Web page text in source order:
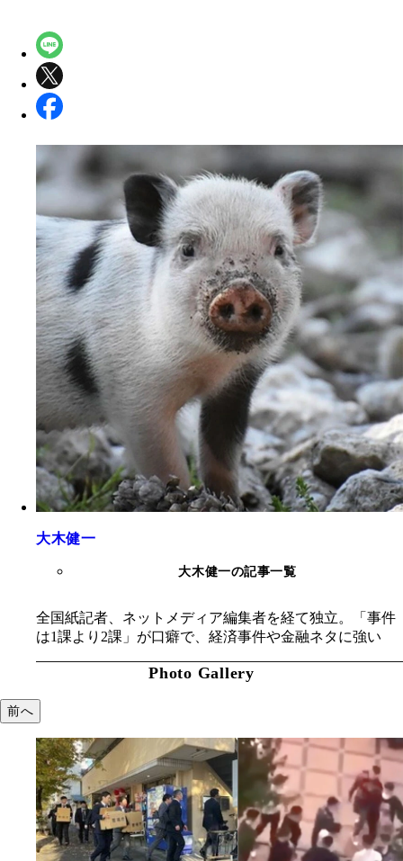
大木健一
大木健一の記事一覧
全国紙記者、ネットメディア編集者を経て独立。「事件
は1課より2課」が口癖で、経済事件や金融ネタに強い
Photo Gallery
前へ